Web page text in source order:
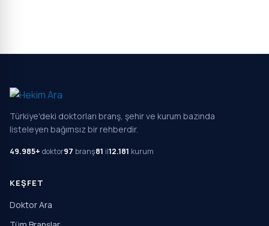
Türkiye'deki doktorları branş, şehir ve kurum bazında
listeleyen bağımsız bir rehberdir.
49.985+ doktor97 branş81 il12.181 kurum
KEŞFET
Doktor Ara